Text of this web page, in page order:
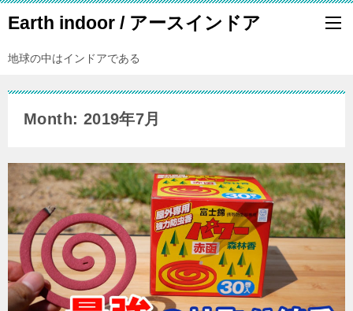
Earth indoor / アースインドア
地球の中はインドアである
Month: 2019年7月